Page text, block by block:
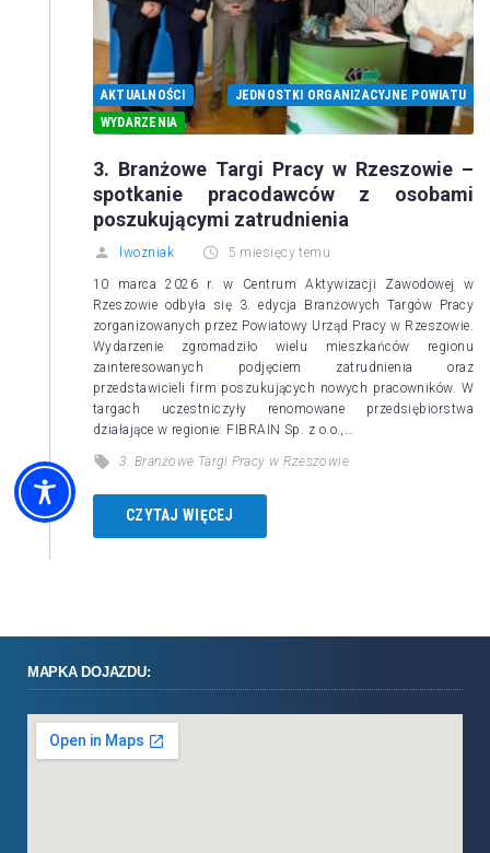
AKTUALNOŚCI
JEDNOSTKI ORGANIZACYJNE POWIATU
WYDARZENIA
3. Branżowe Targi Pracy w Rzeszowie –
spotkanie pracodawców z osobami
poszukującymi zatrudnienia
lwozniak 5 miesięcy temu
10 marca 2026 r. w Centrum Aktywizacji Zawodowej w
Rzeszowie odbyła się 3. edycja Branżowych Targów Pracy
zorganizowanych przez Powiatowy Urząd Pracy w Rzeszowie.
Wydarzenie zgromadziło wielu mieszkańców regionu
zainteresowanych podjęciem zatrudnienia oraz
przedstawicieli firm poszukujących nowych pracowników. W
targach uczestniczyły renomowane przedsiębiorstwa
działające w regionie: FIBRAIN Sp. z o.o.,…
3. Branżowe Targi Pracy w Rzeszowie
CZYTAJ WIĘCEJ
MAPKA DOJAZDU: